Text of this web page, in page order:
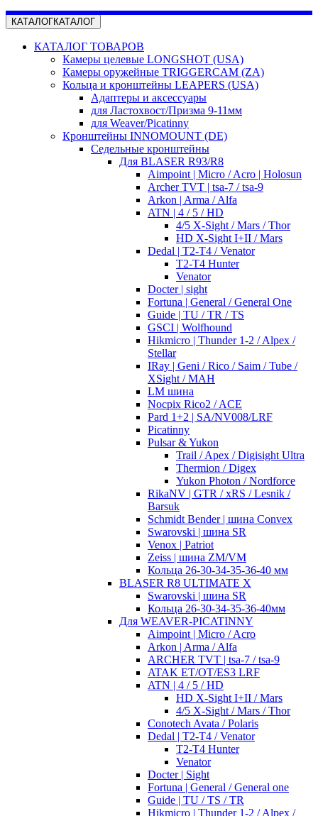
КАТАЛОГКАТАЛОГ
КАТАЛОГ ТОВАРОВ
Камеры целевые LONGSHOT (USA)
Камеры оружейные TRIGGERCAM (ZA)
Кольца и кронштейны LEAPERS (USA)
Адаптеры и аксессуары
для Ластохвост/Призма 9-11мм
для Weaver/Picatinny
Кронштейны INNOMOUNT (DE)
Седельные кронштейны
Для BLASER R93/R8
Aimpoint | Micro / Acro | Holosun
Archer TVT | tsa-7 / tsa-9
Arkon | Arma / Alfa
ATN | 4 / 5 / HD
4/5 X-Sight / Mars / Thor
HD X-Sight I+II / Mars
Dedal | T2-T4 / Venator
T2-T4 Hunter
Venator
Docter | sight
Fortuna | General / General One
Guide | TU / TR / TS
GSCI | Wolfhound
Hikmicro | Thunder 1-2 / Alpex /
Stellar
IRay | Geni / Rico / Saim / Tube /
XSight / MAH
LM шина
Nocpix Rico2 / ACE
Pard 1+2 | SA/NV008/LRF
Picatinny
Pulsar & Yukon
Trail / Apex / Digisight Ultra
Thermion / Digex
Yukon Photon / Nordforce
RikaNV | GTR / xRS / Lesnik /
Barsuk
Schmidt Bender | шина Convex
Swarovski | шина SR
Venox | Patriot
Zeiss | шина ZM/VM
Кольца 26-30-34-35-36-40 мм
BLASER R8 ULTIMATE X
Swarovski | шина SR
Кольца 26-30-34-35-36-40мм
Для WEAVER-PICATINNY
Aimpoint | Micro / Acro
Arkon | Arma / Alfa
ARCHER TVT | tsa-7 / tsa-9
ATAK ET/OT/ES3 LRF
ATN | 4 / 5 / HD
HD X-Sight I+II / Mars
4/5 X-Sight / Mars / Thor
Conotech Avata / Polaris
Dedal | T2-T4 / Venator
T2-T4 Hunter
Venator
Docter | Sight
Fortuna | General / General one
Guide | TU / TS / TR
Hikmicro | Thunder 1-2 / Alpex /